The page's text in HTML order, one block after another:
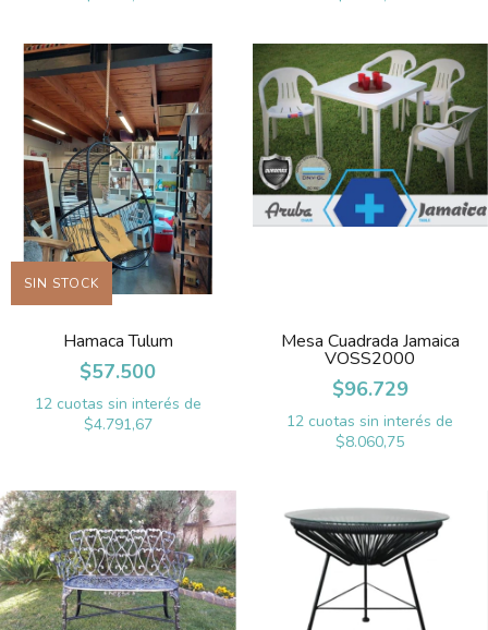
SIN STOCK
Hamaca Tulum
$57.500
12 cuotas sin interés de
$4.791,67
Mesa Cuadrada Jamaica
VOSS2000
$96.729
12 cuotas sin interés de
$8.060,75